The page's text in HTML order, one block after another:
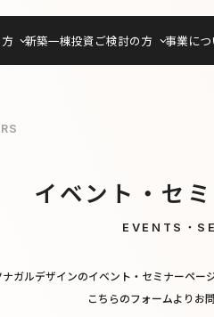
新築一棟投資ご検討の方 事業につ
イベント・セ
EVENTS・
ガルデザインのイベント・セミナーペー
こちらのフォームよりお